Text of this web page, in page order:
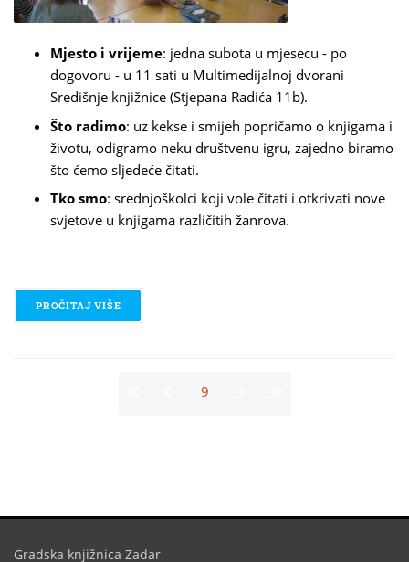
Mjesto i vrijeme: jedna subota u mjesecu - po
dogovoru - u 11 sati u Multimedijalnoj dvorani
Središnje knjižnice (Stjepana Radića 11b).
Što radimo: uz kekse i smijeh popričamo o knjigama i
životu, odigramo neku društvenu igru, zajedno biramo
što ćemo sljedeće čitati.
Tko smo: srednjoškolci koji vole čitati i otkrivati nove
svjetove u knjigama različitih žanrova.
PROČITAJ VIŠE
9
Gradska knjižnica Zadar